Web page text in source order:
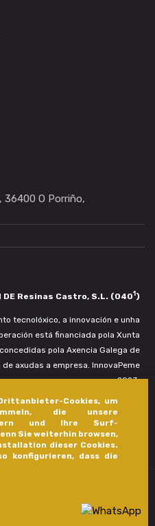
Cookies, um
die unsere
und Ihre Surf-
Sie weiterhin browsen,
dieser Cookies.
konfigurieren, dass die
36400 O Porriño,
DE Resinas Castro, S.L. (0401)
tecnolóxico, a innovación e unha
está financiada pola Xunta
pola Axencia Galega de
axudas a empresa. InnovaPeme
2023.